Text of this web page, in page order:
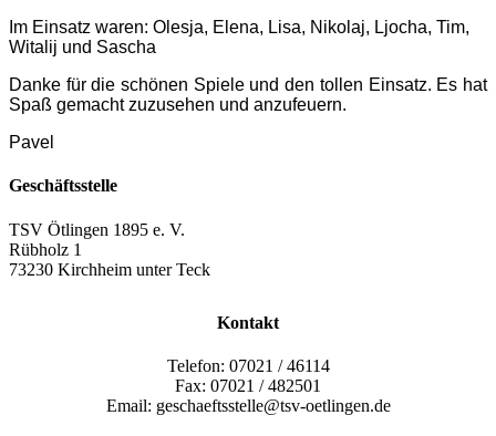
Im Einsatz waren: Olesja, Elena, Lisa, Nikolaj, Ljocha, Tim,
Witalij und Sascha
Danke für die schönen Spiele und den tollen Einsatz. Es hat
Spaß gemacht zuzusehen und anzufeuern.
Pavel
Geschäftsstelle
TSV Ötlingen 1895 e. V.
Rübholz 1
73230 Kirchheim unter Teck
Kontakt
Telefon: 07021 / 46114
Fax: 07021 / 482501
Email: geschaeftsstelle@tsv-oetlingen.de